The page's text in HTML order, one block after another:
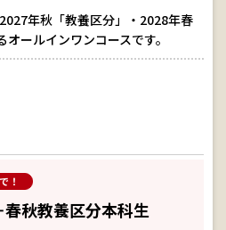
年秋「教養区分」・2028年春
オールインワンコースです。
！
秋教養区分本科生